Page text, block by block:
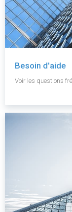
Besoin d'aide
Voir les questions